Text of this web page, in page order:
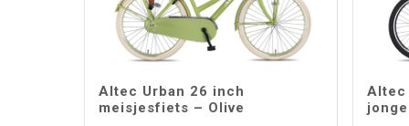
Altec Urban 26 inch
meisjesfiets – Olive
Altec